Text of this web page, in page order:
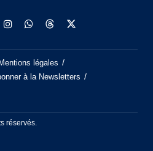
Mentions légales
à la Newsletters
réservés.